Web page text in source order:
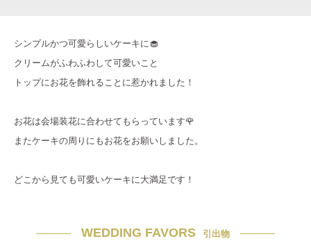
シンプルかつ可愛らしいケーキに🧁
クリームがふわふわして可愛いこと
トップにお花を飾れることに惹かれました！
お花は会場装花に合わせてもらっています🌹
またケーキの周りにもお花をお願いしました。
どこから見ても可愛いケーキに大満足です！
WEDDING FAVORS 引出物